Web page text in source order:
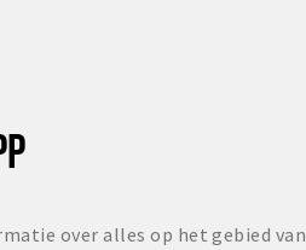
over alles op het gebied van